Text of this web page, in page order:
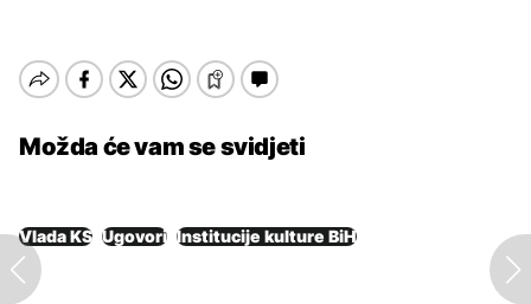
Možda će vam se svidjeti
Vlada KS Ugovori Institucije kulture BiH